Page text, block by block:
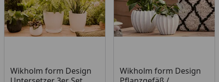
Wikholm form Design
Produkt am Lager
Wikholm form Design
Produkt am Lager